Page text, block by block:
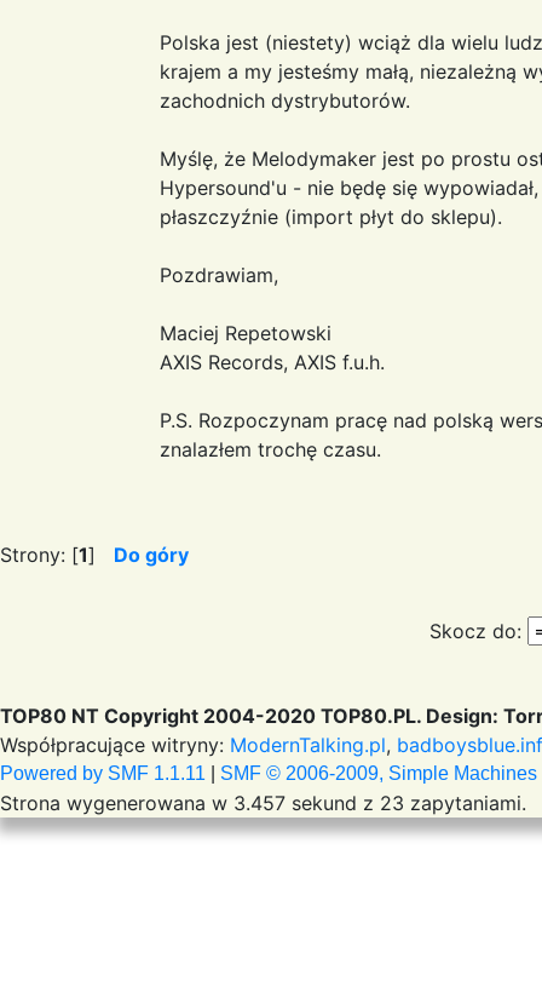
Polska jest (niestety) wciąż dla wielu
krajem a my jesteśmy małą, niezależną
zachodnich dystrybutorów.
Myślę, że Melodymaker jest po prostu
Hypersound'u - nie będę się
płaszczyźnie (import płyt do sklepu).
Pozdrawiam,
Maciej Repetowski
AXIS Records, AXIS f.u.h.
P.S. Rozpoczynam pracę nad polską
znalazłem trochę czasu.
Strony: [1] Do góry
Skocz do:
TOP80 NT Copyright 2004-2020 TOP80.PL. Design:
Współpracujące witryny: ModernTalking.pl,
Powered by SMF 1.1.11 SMF © 2006-2009, Simple Machines
Strona wygenerowana w 3.457 sekund z 23 zapytaniami.